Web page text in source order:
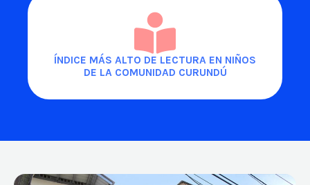
ÍNDICE MÁS ALTO DE LECTURA EN NIÑOS
DE LA COMUNIDAD CURUNDÚ